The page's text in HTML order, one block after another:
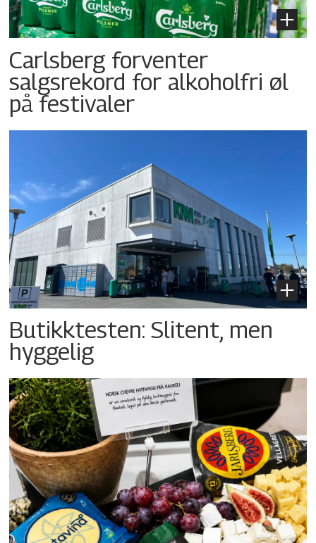
Carlsberg forventer
salgsrekord for alkoholfri øl
på festivaler
Butikktesten: Slitent, men
hyggelig